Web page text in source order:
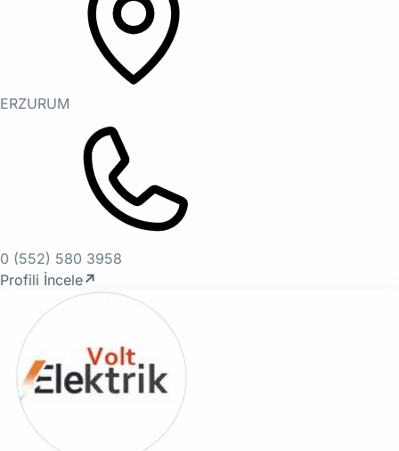
ERZURUM
0 (552) 580 3958
Profili İncele↗